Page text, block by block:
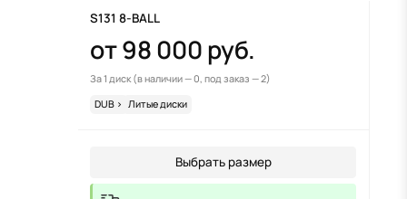
S131 8-BALL
от 98 000 руб.
За 1 диск (в наличии — 0, под заказ — 2)
DUB > Литые диски
Выбрать размер